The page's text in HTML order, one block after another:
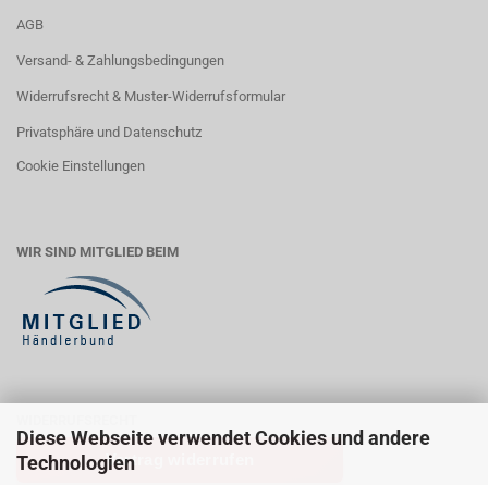
Diese Webseite verwendet Cookies und andere
Technologien
AGB
Versand- & Zahlungsbedingungen
Widerrufsrecht & Muster-Widerrufsformular
Privatsphäre und Datenschutz
Cookie Einstellungen
WIR SIND MITGLIED BEIM
Vertrag widerrufen